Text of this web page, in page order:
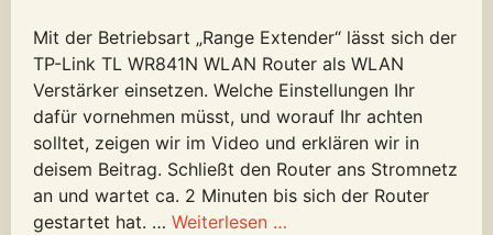
Mit der Betriebsart „Range Extender“ lässt sich der
TP-Link TL WR841N WLAN Router als WLAN
Verstärker einsetzen. Welche Einstellungen Ihr
dafür vornehmen müsst, und worauf Ihr achten
solltet, zeigen wir im Video und erklären wir in
deisem Beitrag. Schließt den Router ans Stromnetz
an und wartet ca. 2 Minuten bis sich der Router
gestartet hat. … Weiterlesen …